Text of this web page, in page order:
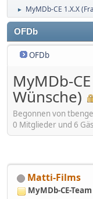
► MyMDb-CE 1.X.X
OFDb
OFDb
MyMDb-
Wünsche)
Begonnen von
0 Mitglieder und 6
Matti-Films
MyMDb-CE-Team